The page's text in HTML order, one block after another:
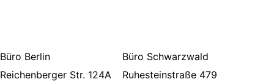
Büro Berlin
Reichenberger Str. 124A
Büro Schwarzwald
Ruhesteinstraße 479